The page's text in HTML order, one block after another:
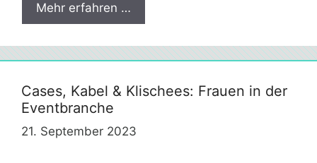
Mehr erfahren …
Cases, Kabel & Klischees: Frauen in der
Eventbranche
21. September 2023